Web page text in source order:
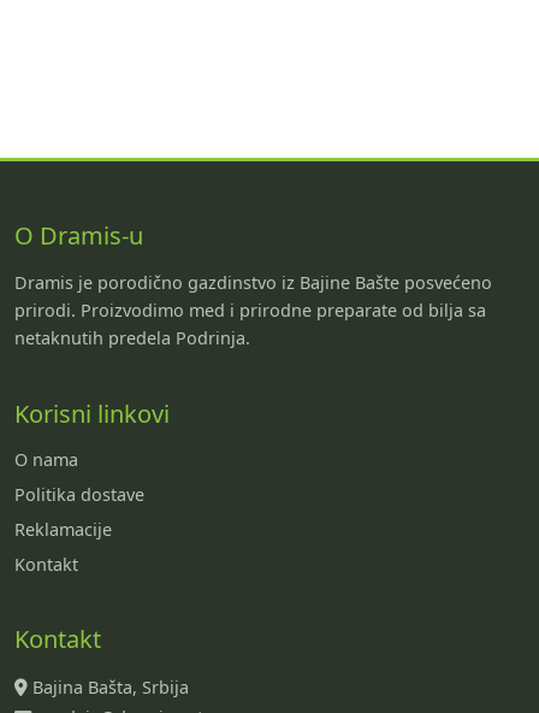
O Dramis-u
Dramis je porodično gazdinstvo iz Bajine Bašte posvećeno
prirodi. Proizvodimo med i prirodne preparate od bilja sa
netaknutih predela Podrinja.
Korisni linkovi
O nama
Politika dostave
Reklamacije
Kontakt
Kontakt
Bajina Bašta, Srbija